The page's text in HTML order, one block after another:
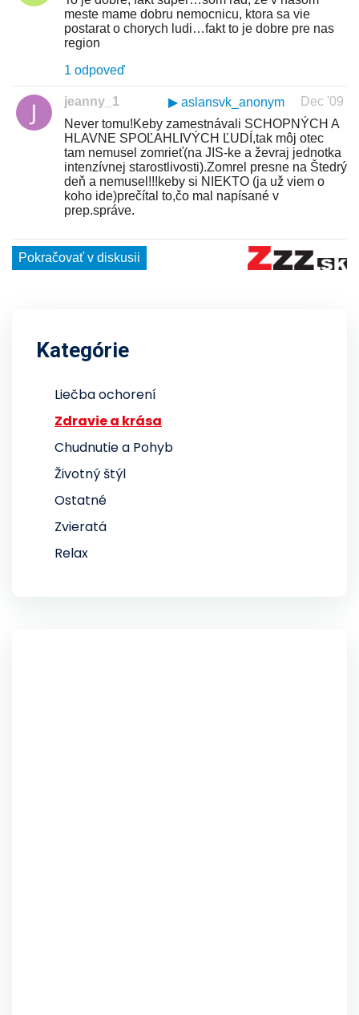
Kategórie
Liečba ochorení
Zdravie a krása
Chudnutie a Pohyb
Životný štýl
Ostatné
Zvieratá
Relax